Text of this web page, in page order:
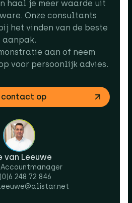
haal je meer waarde uit
Onze consultants
het vinden van de beste
aanpak.
aan of neem
voor persoonlijk advies.
contact op
van Leeuwe
Accountmanager
248 72 846